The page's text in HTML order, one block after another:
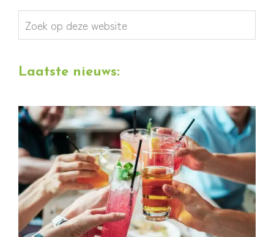
Zoek
op
website
Laatste nieuws:
Personeelsuitje was een succes